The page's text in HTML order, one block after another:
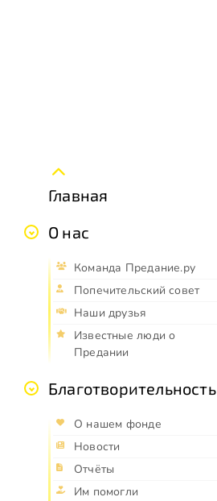
Главная
О нас
Команда Предание.ру
Попечительский совет
Наши друзья
Известные люди о
Предании
Благотворительность
О нашем фонде
Новости
Отчёты
Им помогли